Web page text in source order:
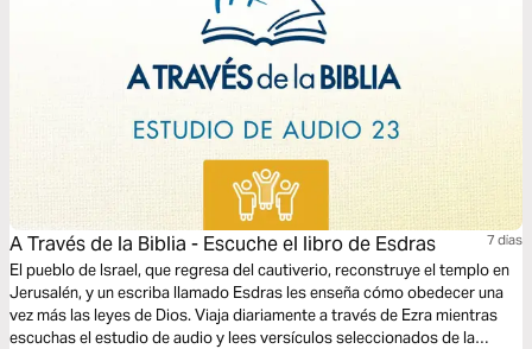
A Través de la Biblia - Escuche el libro de Esdras 7 dias
El pueblo de Israel, que regresa del cautiverio, reconstruye el templo en
Jerusalén, y un escriba llamado Esdras les enseña cómo obedecer una
vez más las leyes de Dios. Viaja diariamente a través de Ezra mientras
escuchas el estudio de audio y lees versículos seleccionados de la